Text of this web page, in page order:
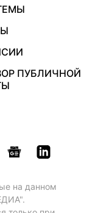
ПУБЛИЧНОЙ
на данном